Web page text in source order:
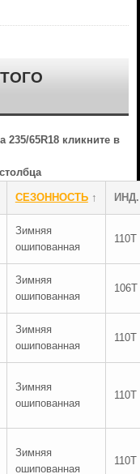
235/65R18 кликните в
СЕЗОННОСТЬ↑
Зимняя
ошипованная
110T
Зимняя
ошипованная
106T
Зимняя
ошипованная
110T
Зимняя
ошипованная
110T
Зимняя
ошипованная
110T